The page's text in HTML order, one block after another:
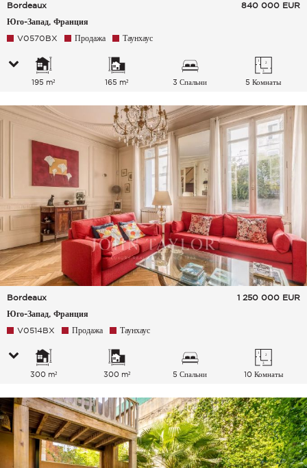
Bordeaux
Юго-Запад, Франция
840 000 EUR
V0570BX Продажа Таунхаус
195 m² 165 m² 3 Спальни 5 Комнаты
Bordeaux
Юго-Запад, Франция
1 250 000 EUR
V0514BX Продажа Таунхаус
300 m² 300 m² 5 Спальни 10 Комнаты